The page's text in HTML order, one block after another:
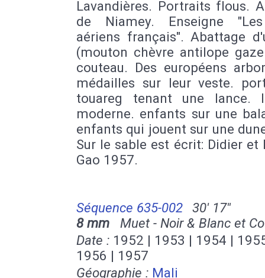
Lavandières. Portraits flous.
de Niamey. Enseigne
aériens français". Abattage
(mouton chèvre antilope
couteau. Des européens
médailles sur leur veste.
touareg tenant une lance.
moderne. enfants sur une
enfants qui jouent sur une
Sur le sable est écrit: Didier et
Gao 1957.
Séquence 635-002
30' 17''
8 mm Muet - Noir & Blanc et
Date : 1952 | 1953 | 1954 |
1956 | 1957
Géographie : Mali